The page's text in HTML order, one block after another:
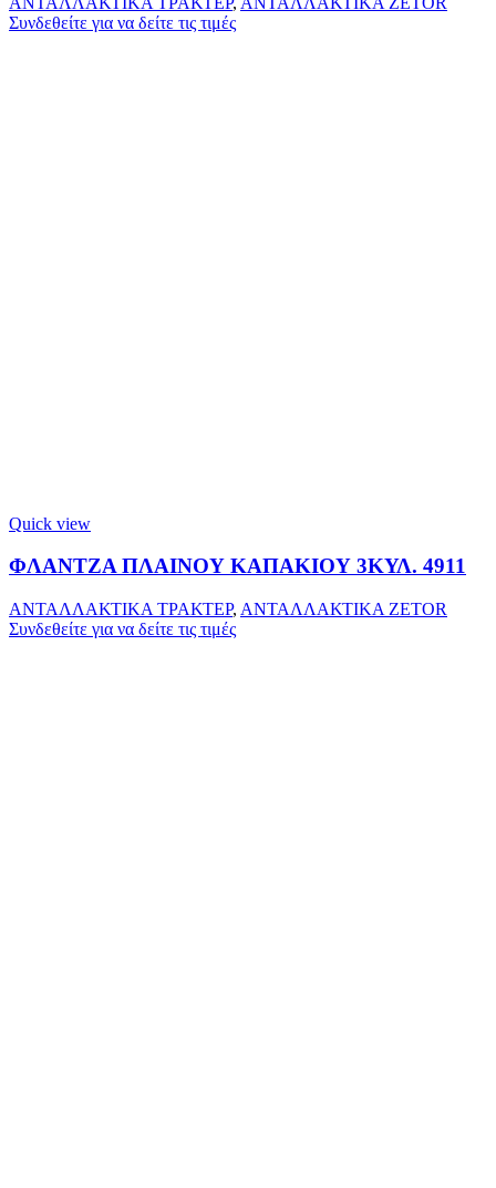
Συνδεθείτε για να δείτε τις τιμές
Quick view
ΦΛΑΝΤΖΑ ΠΛΑΙΝΟΥ ΚΑΠΑΚΙΟΥ 3ΚΥΛ. 4911
ΑΝΤΑΛΛΑΚΤΙΚΑ ΤΡΑΚΤΕΡ, ΑΝΤΑΛΛΑΚΤΙΚΑ ZETOR
Συνδεθείτε για να δείτε τις τιμές